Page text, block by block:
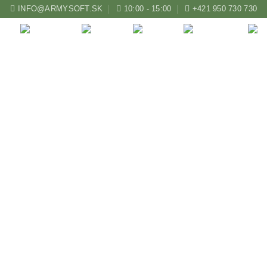
INFO@ARMYSOFT.SK 10:00 - 15:00 +421 950 730 730